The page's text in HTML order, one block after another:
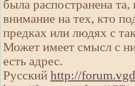
была распостранена
внимание на тех, кто
предках или людях с
Может имеет смысл с
есть адрес.
Русский http://